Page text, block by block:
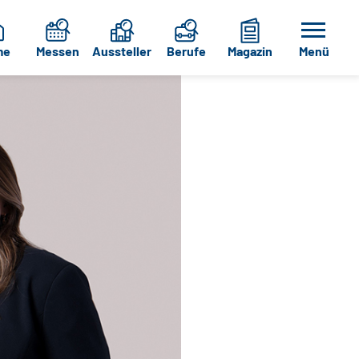
Messen Aussteller Berufe Magazin Menü